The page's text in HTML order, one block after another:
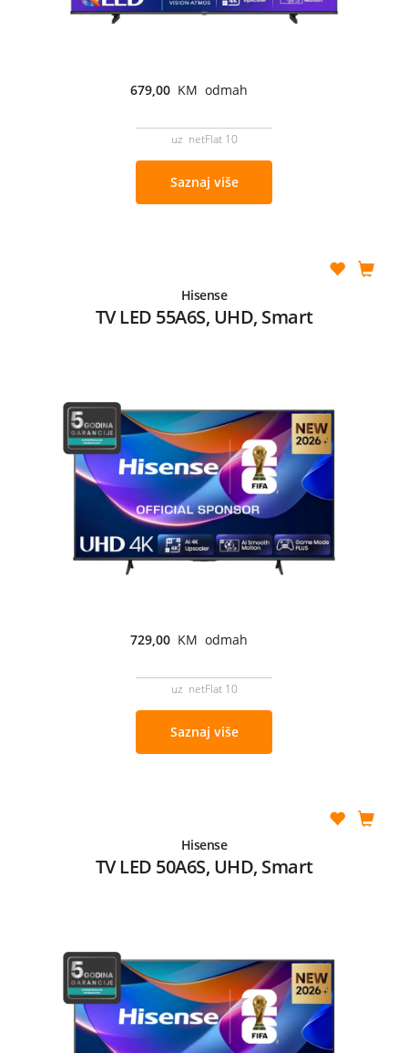
679,00 KM odmah
uz netFlat 10
Saznaj više
Hisense
TV LED 55A6S, UHD, Smart
729,00 KM odmah
uz netFlat 10
Saznaj više
Hisense
TV LED 50A6S, UHD, Smart